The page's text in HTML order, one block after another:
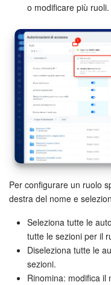
o modificare più ruoli.
Per configurare un ruolo
destra del nome e
Seleziona tutte le
tutte le sezioni per il
Diseleziona tutte le
sezioni.
Rinomina: modifica il